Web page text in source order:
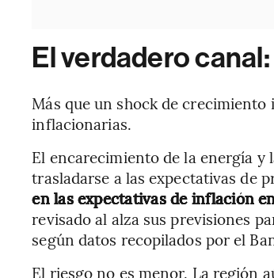
El verdadero
Más que un shock de
inflacionarias.
El encarecimiento de la energía y
trasladarse a las expectativas de
en las expectativas de inflación
revisado al alza sus previsiones
según datos recopilados por el
El riesgo no es menor. La región